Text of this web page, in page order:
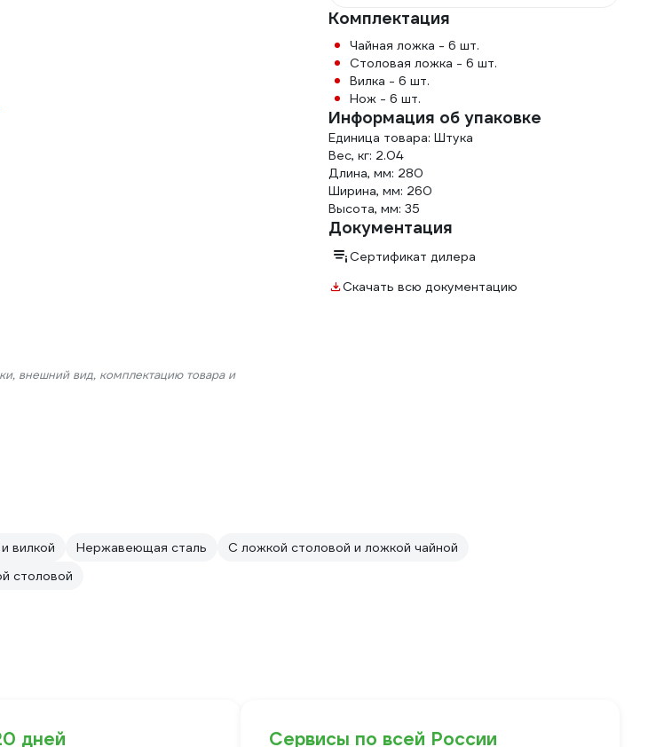
внешний вид, комплектацию товара и
Комплектация
Чайная ложка - 6 шт.
Столовая ложка - 6 шт.
Вилка - 6 шт.
Нож - 6 шт.
Информация об упаковке
Единица товара: Штука
Вес, кг: 2.04
Длина, мм: 280
Ширина, мм: 260
Высота, мм: 35
Документация
Сертификат дилера
Скачать всю документацию
вилкой Нержавеющая сталь
С ложкой столовой и ложкой чайной
столовой
дней Сервисы по всей России